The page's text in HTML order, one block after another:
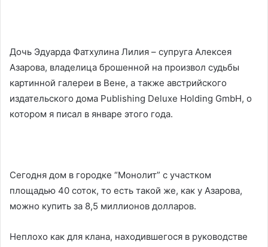
Дочь Эдуарда Фатхулина Лилия – супруга Алексея
Азарова, владелица брошенной на произвол судьбы
картинной галереи в Вене, а также австрийского
издательского дома Publishing Deluxe Holding GmbH, о
котором я писал в январе этого года.
Сегодня дом в городке “Монолит” с участком
площадью 40 соток, то есть такой же, как у Азарова,
можно купить за 8,5 миллионов долларов.
Неплохо как для клана, находившегося в руководстве